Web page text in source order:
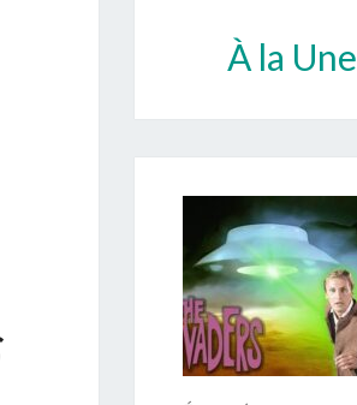
À la Une